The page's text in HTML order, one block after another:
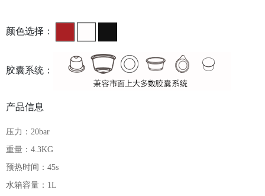
颜色选择：
胶囊系统：
产品信息
压力：20bar
重量：4.3KG
预热时间：45s
水箱容量：1L